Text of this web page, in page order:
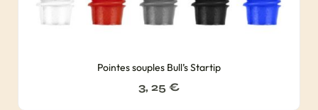
Pointes souples Bull’s Startip
3, 25 €